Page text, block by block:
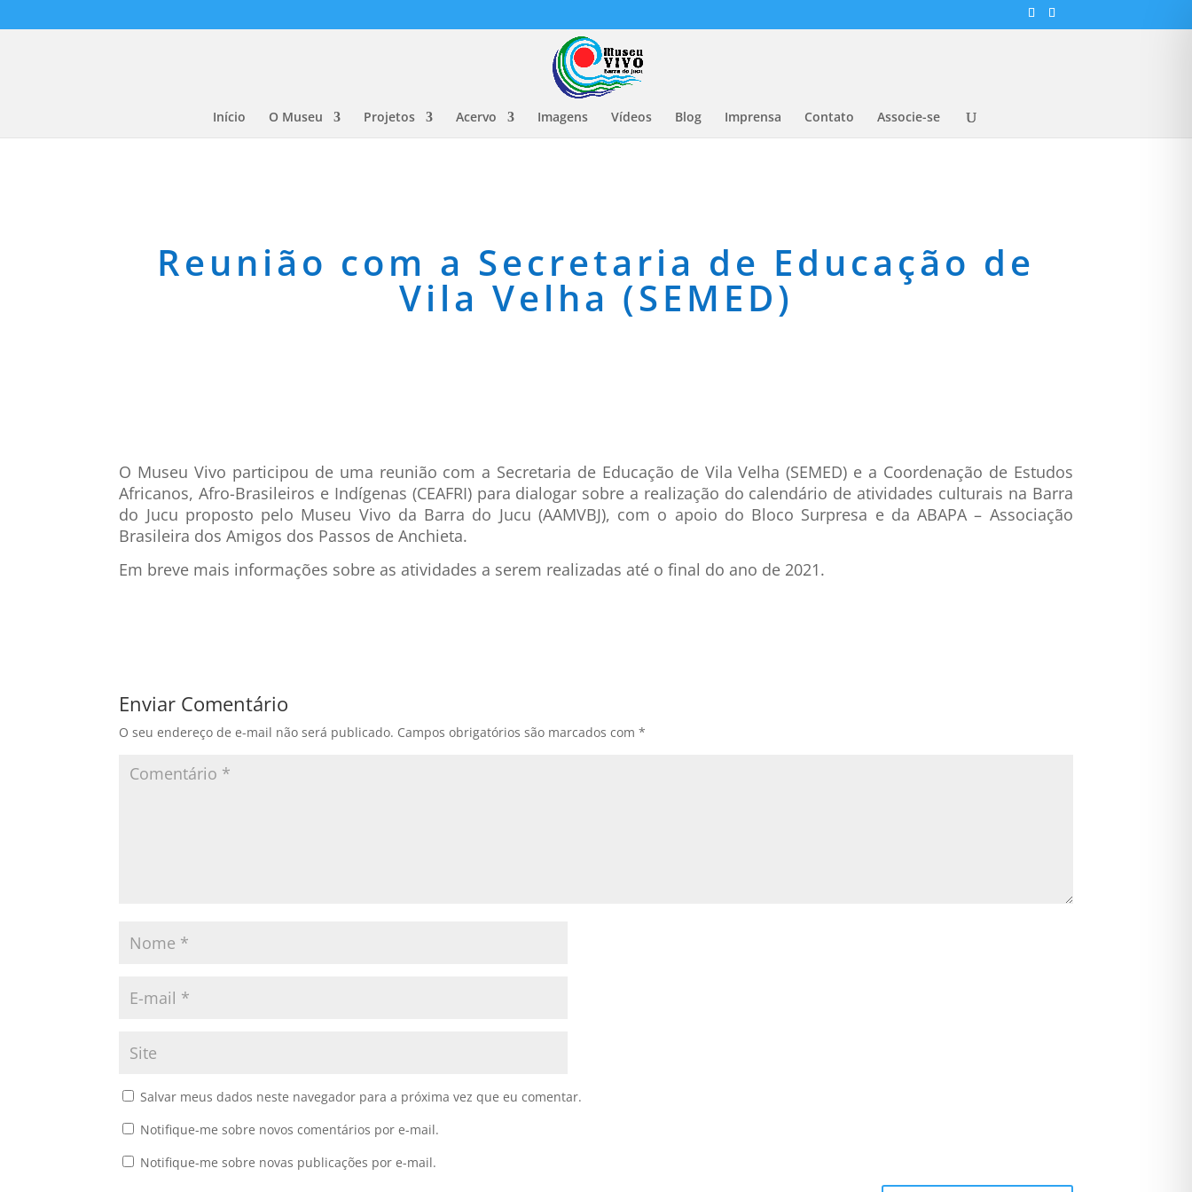
Início O Museu Projetos Acervo Imagens Vídeos Blog Imprensa Contato Associe-se
Reunião com a Secretaria de Educação de
Vila Velha (SEMED)
O Museu Vivo participou de uma reunião com a Secretaria de Educação de Vila Velha (SEMED) e a Coordenação de Estudos
Africanos, Afro-Brasileiros e Indígenas (CEAFRI) para dialogar sobre a realização do calendário de atividades culturais na Barra
do Jucu proposto pelo Museu Vivo da Barra do Jucu (AAMVBJ), com o apoio do Bloco Surpresa e da ABAPA – Associação
Brasileira dos Amigos dos Passos de Anchieta.
Em breve mais informações sobre as atividades a serem realizadas até o final do ano de 2021.
Enviar Comentário
O seu endereço de e-mail não será publicado. Campos obrigatórios são marcados com*
Salvar meus dados neste navegador para a próxima vez que eu comentar.
Notifique-me sobre novos comentários por e-mail.
Notifique-me sobre novas publicações por e-mail.